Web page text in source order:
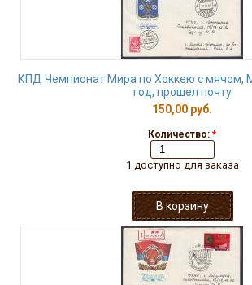
КПД Чемпионат Мира по Хоккею с мячом,
год, прошел почту
150,00 руб.
Количество: *
1 доступно для заказа